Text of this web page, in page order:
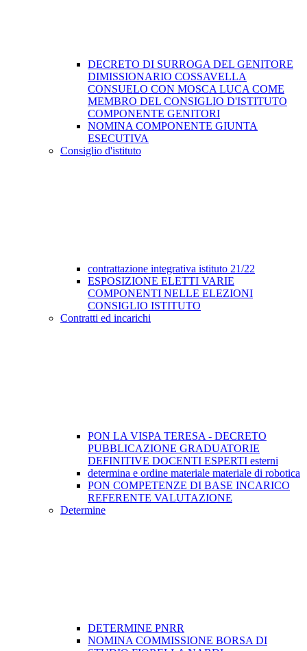
DECRETO DI SURROGA DEL GENITORE
DIMISSIONARIO COSSAVELLA
CONSUELO CON MOSCA LUCA COME
MEMBRO DEL CONSIGLIO D'ISTITUTO
COMPONENTE GENITORI
NOMINA COMPONENTE GIUNTA
ESECUTIVA
Consiglio d'istituto
contrattazione integrativa istituto 21/22
ESPOSIZIONE ELETTI VARIE
COMPONENTI NELLE ELEZIONI
CONSIGLIO ISTITUTO
Contratti ed incarichi
PON LA VISPA TERESA - DECRETO
PUBBLICAZIONE GRADUATORIE
DEFINITIVE DOCENTI ESPERTI esterni
determina e ordine materiale materiale di robotica
PON COMPETENZE DI BASE INCARICO
REFERENTE VALUTAZIONE
Determine
DETERMINE PNRR
NOMINA COMMISSIONE BORSA DI